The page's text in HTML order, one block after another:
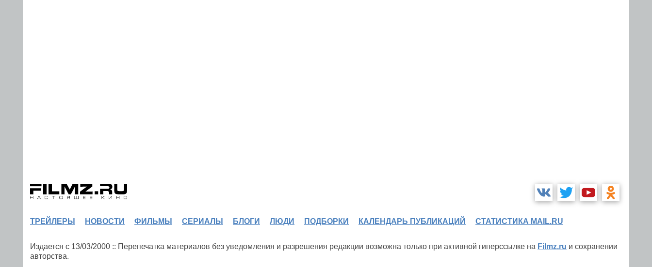
ТРЕЙЛЕРЫ НОВОСТИ ФИЛЬМЫ СЕРИАЛЫ БЛОГИ ЛЮДИ ПОДБОРКИ КАЛЕНДАРЬ ПУБЛИКАЦИЙ СТАТИСТИКА MAIL.RU
Издается с 13/03/2000 :: Перепечатка материалов без уведомления и разрешения редакции возможна только при активной гиперссылке на Filmz.ru и сохранении
авторства.